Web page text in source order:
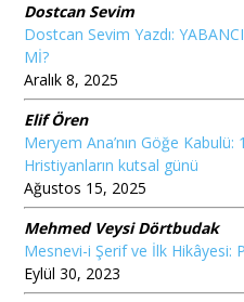
Dostcan Sevim
Dostcan Sevim Yazdı:
Mİ?
Aralık 8, 2025
Elif Ören
Meryem Ana’nın Göğe Kabulü:
Hristiyanların kutsal günü
Ağustos 15, 2025
Mehmed Veysi Dörtbudak
Mesnevi-i Şerif ve İlk Hikâyesi:
Eylül 30, 2023